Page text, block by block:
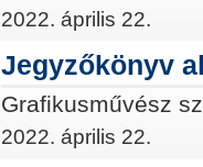
2022. április 22.
Jegyzőkönyv
Grafikusművész
2022. április 22.